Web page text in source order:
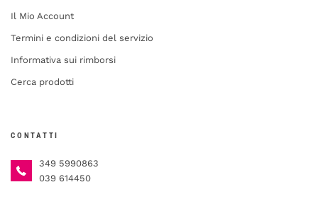
Il Mio Account
Termini e condizioni del servizio
Informativa sui rimborsi
Cerca prodotti
CONTATTI
349 5990863
039 614450